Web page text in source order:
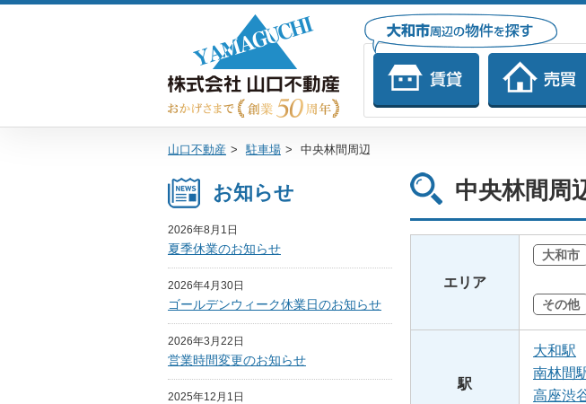
山口不動産 > 駐車場 > 中央林間周辺
中央林間周
エリア
大和市
その他
駅
大和駅
南林間
高座渋
お知らせ
2026年8月1日
夏季休業のお知らせ
2026年4月30日
ゴールデンウィーク休業日のお知らせ
2026年3月22日
営業時間変更のお知らせ
2025年12月1日